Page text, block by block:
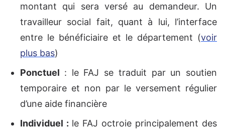
montant qui sera versé au demandeur. Un
travailleur social fait, quant à lui, l’interface
entre le bénéficiaire et le département (voir
plus bas)
Ponctuel : le FAJ se traduit par un soutien
temporaire et non par le versement régulier
d’une aide financière
Individuel : le FAJ octroie principalement des